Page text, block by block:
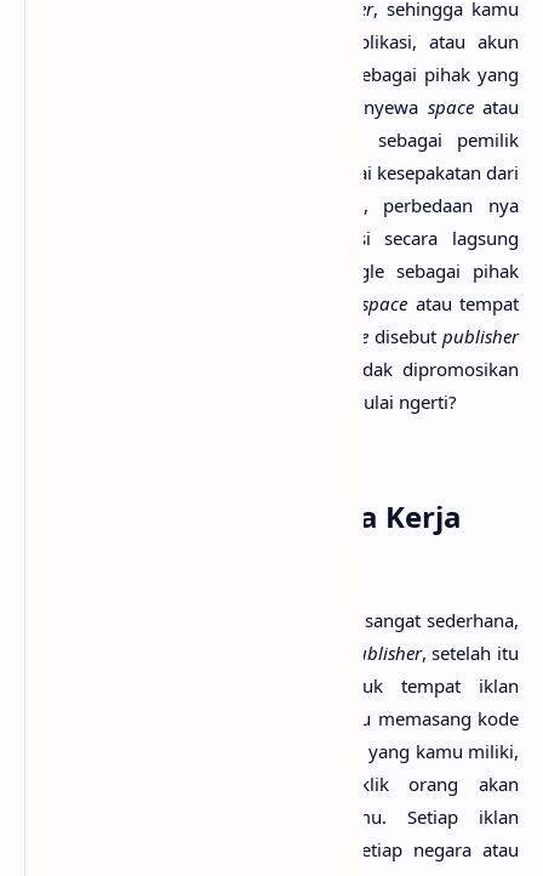
publisher, sehingga kamu
dapat memasang iklan pada blog, aplikasi, atau akun
Youtube. Sederhanya seperti ini, saya sebagai pihak yang
ingin mempromosikan produk lalu menyewa spaceatau
tempat--baliho contohnya, dan kamu sebagai pemilik
baliho akan mendapatkan bayaran sesuai kesepakatan dari
saya. Nah, sederhananya seperti itu, perbedaan nya
adalah, di sini kita tidak berinteraksi secara lagsung
dengan klien melainkan melalui Google sebagai pihak
space atau tempat
space disebutpublisher
sedangkan pihak yang produknya hendak dipromosikan
disebut advertiser. Bagaimana? Sudah mulai ngerti?
2. Lalu, Bagaimana Cara Kerja
Cara kerja Google Adsense sebenarnya sangat sederhana,
publisher, setelah itu
kamu bisa memberikan ruang untuk tempat iklan
diletakkan, setelah itu kamu hanya perlu memasang kode
web/blog, atau aplikasi yang kamu miliki,
setiap iklan yang dilihat atau diklik orang akan
memberikan penghasilan pada kamu. Setiap iklan
memilkki harga yang berbeda, dan setiap negara atau